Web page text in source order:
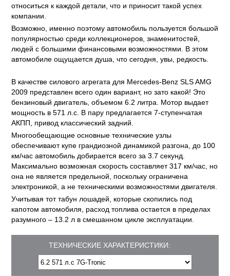
относиться к каждой детали, что и приносит такой успех
компании.
Возможно, именно поэтому автомобиль пользуется большой
популярностью среди коллекционеров, знаменитостей,
людей с большими финансовыми возможностями. В этом
автомобиле ощущается душа, что сегодня, увы, редкость.
В качестве силового агрегата для Mercedes-Benz SLS AMG
2009 представлен всего один вариант, но зато какой! Это
бензиновый двигатель, объемом 6.2 литра. Мотор выдает
мощность в 571 л.с. В пару предлагается 7-ступенчатая
АКПП, привод классический задний.
Многообещающие основные технические узлы
обеспечивают купе грандиозной динамикой разгона, до 100
км/час автомобиль добирается всего за 3.7 секунд.
Максимально возможная скорость составляет 317 км/час, но
она не является предельной, поскольку ограничена
электроникой, а не техническими возможностями двигателя.
Учитывая тот табун лошадей, которые скопились под
капотом автомобиля, расход топлива остается в пределах
разумного – 13.2 л в смешанном цикле эксплуатации.
ТЕХНИЧЕСКИЕ ХАРАКТЕРИСТИКИ: